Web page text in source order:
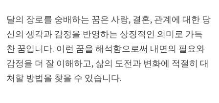
달의 장로를 숭배하는 꿈은 사랑, 결혼, 관계에 대한 당
신의 생각과 감정을 반영하는 상징적인 의미로 가득
찬 꿈입니다. 이런 꿈을 해석함으로써 내면의 필요와
감정을 더 잘 이해하고, 삶의 도전과 변화에 적절히 대
처할 방법을 찾을 수 있습니다.